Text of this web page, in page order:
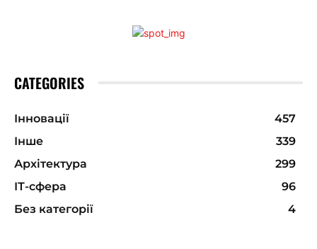
CATEGORIES
Інновації
457
Інше
339
Архітектура
299
ІТ-сфера
96
Без категорії
4